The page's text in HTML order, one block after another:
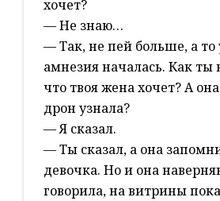
хочет?
— Не знаю…
— Так, не пей больше, а то
амнезия началась. Как ты
что твоя жена хочет? А
дрон узнала?
— Я сказал.
— Ты сказал, а она
девочка. Но и она
говорила, на витрины